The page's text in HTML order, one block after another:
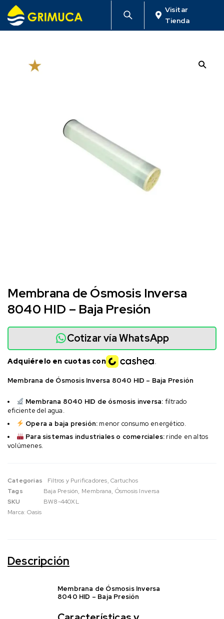
Visitar
Tienda
Membrana de Ósmosis Inversa
8040 HID – Baja Presión
Membrana de Ósmosis Inversa 8040 HID – Baja Presión
Membrana 8040 HID de ósmosis inversa: filtrado
eficiente del agua.
Opera a baja presión: menor consumo energético.
Para sistemas industriales o comerciales: rinde en altos
volúmenes.
Cotizar vía WhatsApp
Adquiérelo en cuotas con
Categorias Filtros y Purificadores,Cartuchos
Tags
Baja Presión, Membrana, Ósmosis Inversa
SKU
BW8-440XL
Marca:Oasis
Descripción
Membrana de Ósmosis Inversa
8040 HID – Baja Presión